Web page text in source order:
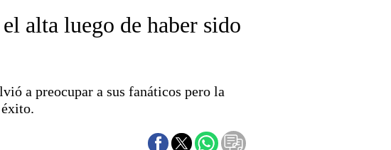
país
Olímpico
alta luego de haber sido
a preocupar a sus fanáticos pero la